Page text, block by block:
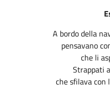
A bordo della
pensavano
che li
Strappati
che sfilava con